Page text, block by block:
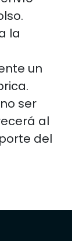
la
un
ser
al
del